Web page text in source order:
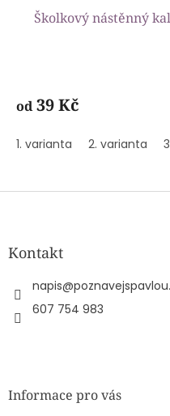
Školkový nástěnný
produktu
je
z
od39 Kč
1. varianta 2. varianta
Z
Kontakt
napis@
607 754 983
Informace pro vás